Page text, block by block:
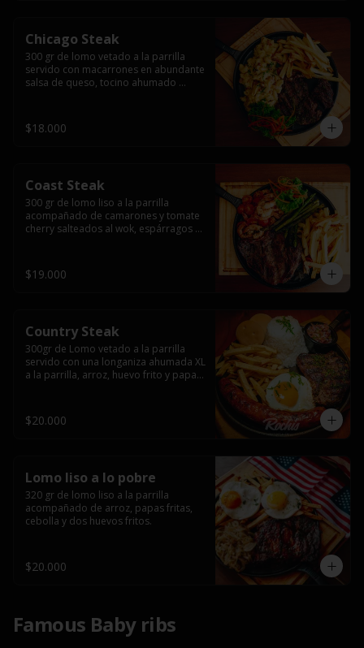
Chicago Steak
300 gr de lomo vetado a la parrilla
servido con macarrones en abundante
salsa de queso, tocino ahumado
$18.000
Coast Steak
300 gr de lomo liso a la parrilla
acompañado de camarones y tomate
cherry salteados al wok, espárragos
$19.000
Country Steak
300gr de Lomo vetado a la parrilla
servido con una longaniza ahumada XL
a la parrilla, arroz, huevo frito y papas
$20.000
Lomo liso a lo pobre
320 gr de lomo liso a la parrilla
acompañado de arroz, papas fritas,
cebolla y dos huevos fritos.
$20.000
Famous Baby ribs